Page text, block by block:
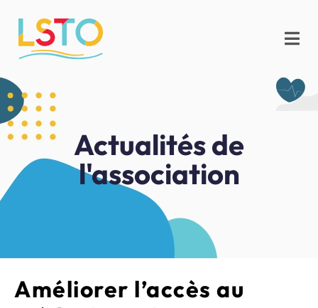
Actualités de
l'association
Améliorer l’accès au